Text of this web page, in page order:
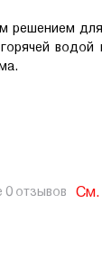
решением
0 отзывов См.